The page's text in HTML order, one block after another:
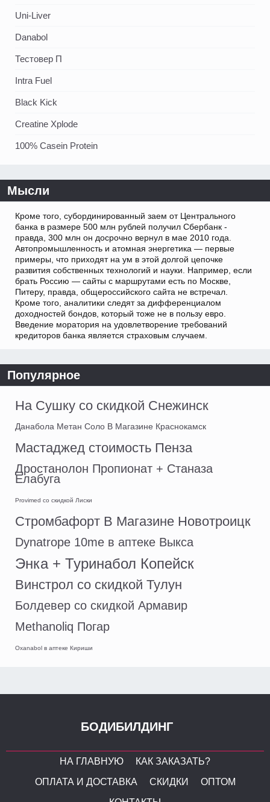
Uni-Liver
Danabol
Тестовер П
Intra Fuel
Black Kick
Creatine Xplode
100% Casein Protein
Мысли
Кроме того, субординированный заем от Центрального
банка в размере 500 млн рублей получил Сбербанк -
правда, 300 млн он досрочно вернул в мае 2010 года.
Автопромышленность и атомная энергетика — первые
примеры, что приходят на ум в этой долгой цепочке
развития собственных технологий и науки. Например, если
брать Россию — сайты с маршрутами есть по Москве,
Питеру, правда, общероссийского сайта не встречал.
Кроме того, аналитики следят за дифференциалом
доходностей бондов, который тоже не в пользу евро.
Введение моратория на удовлетворение требований
кредиторов банка является страховым случаем.
Популярное
На Сушку со скидкой Снежинск
Данабола Метан Соло В Магазине Краснокамск
Мастаджед стоимость Пенза
Дростанолон Пропионат + Станаза
Елабуга
Provimed со скидкой Лиски
Стромбафорт В Магазине Новотроицк
Dynatrope 10me в аптеке Выкса
Энка + Туринабол Копейск
Винстрол со скидкой Тулун
Болдевер со скидкой Армавир
Methanoliq Погар
Oxanabol в аптеке Кириши
БОДИБИЛДИНГ
НА ГЛАВНУЮ
КАК ЗАКАЗАТЬ?
ОПЛАТА И ДОСТАВКА
СКИДКИ
ОПТОМ